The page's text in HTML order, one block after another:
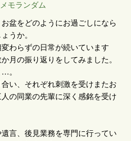
メモランダム
盆をどのようにお過ごしになら
うか。
わらずの日常が続いています
月の振り返りをしてみました。
…。
い、それぞれ刺激を受けまたお
の同業の先輩に深く感銘を受け
言、後見業務を専門に行ってい